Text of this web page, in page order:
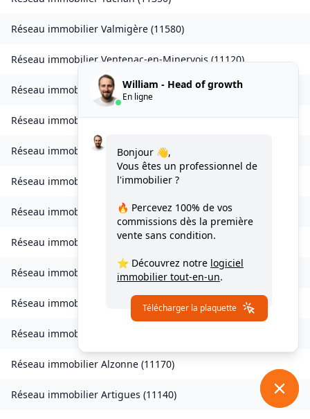
Réseau immobilier Valmigère (11580)
Réseau immobilierVentenac-en-Minervois(11120)
Réseau immobilierVerdun-en-Lauragais( 11400)
Réseau immobilierVignevieille(11330)
Réseau immobilierVillalier(11600
Réseau immobilier Villanière(11600)
Réseau immobilier Villardebelle(11580)
Réseau immobilier Villarzel-Cabardès(11600
Réseau immobilier Villefloure(11570)
Réseau immobilier Alairac 11290)
Réseau immobilier
Réseau immobilier Alzonne (11170)
Réseau immobilier Artigues (11140)
William - Head of growth
En ligne
Bonjour 👋,
Vous êtes un professionnel de
l'immobilier ?
🔥 Percevez 100% de vos
commissions dès la première
vente sans condition.
⭐ Découvrez notre logiciel
immobilier tout-en-un.
Télécharger la plaquette